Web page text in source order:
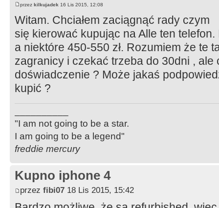
przez kilkujadek 16 Lis 2015, 12:08
Witam. Chciałem zaciągnąć rady czym
się kierować kupując na Alle ten
a niektóre 450-550 zł. Rozumiem że te
zagranicy i czekać trzeba do 30dni , ale
doświadczenie ? Może jakaś
kupić ?
"I am not going to be a star.
I am going to be a legend"
freddie mercury
Kupno iphone 4
przez fibi07 18 Lis 2015, 15:42